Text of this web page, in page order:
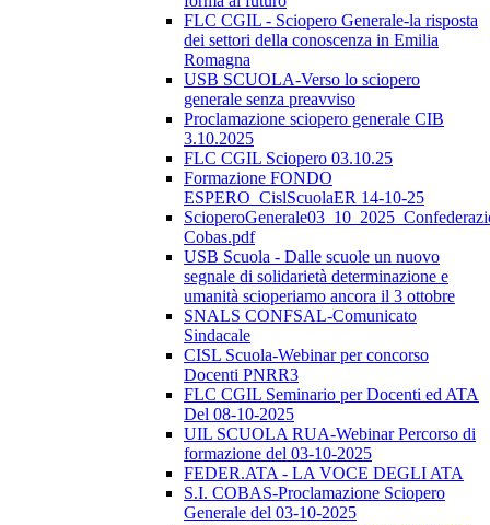
FLC CGIL - Sciopero Generale-la risposta
dei settori della conoscenza in Emilia
Romagna
USB SCUOLA-Verso lo sciopero
generale senza preavviso
Proclamazione sciopero generale CIB
3.10.2025
FLC CGIL Sciopero 03.10.25
Formazione FONDO
ESPERO_CislScuolaER 14-10-25
Cobas.pdf
USB Scuola - Dalle scuole un nuovo
segnale di solidarietà determinazione e
umanità scioperiamo ancora il 3 ottobre
SNALS CONFSAL-Comunicato
Sindacale
CISL Scuola-Webinar per concorso
Docenti PNRR3
FLC CGIL Seminario per Docenti ed ATA
Del 08-10-2025
UIL SCUOLA RUA-Webinar Percorso di
formazione del 03-10-2025
FEDER.ATA - LA VOCE DEGLI ATA
S.I. COBAS-Proclamazione Sciopero
Generale del 03-10-2025